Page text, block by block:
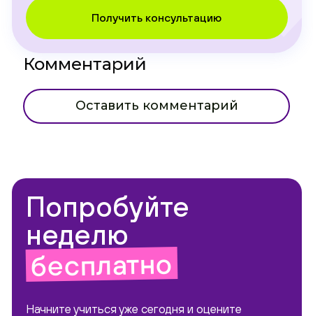
Получить консультацию
Комментарий
Оставить комментарий
Попробуйте
неделю
бесплатно
Начните учиться уже сегодня и оцените